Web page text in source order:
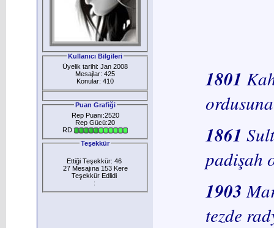
Kullanıcı Bilgileri
Üyelik tarihi: Jan 2008
Mesajlar: 425
Konular: 410
Puan Grafiği
Rep Puanı:2520
Rep Gücü:20
RD:
Teşekkür
Ettiği Teşekkür: 46
27 Mesajına 153 Kere
Teşekkür Edlidi
:
1801
1861
padişah
1903
tezde